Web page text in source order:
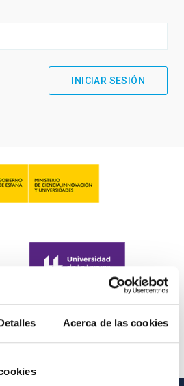
Acerca de las cookies